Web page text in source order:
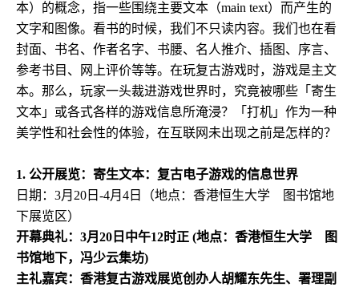
本）的概念，指一些围绕主要文本（main text）而产生的
文字和图像。看书的时候，我们不只读内容。我们也在看
封面、书名、作者名字、书腰、名人推介、插图、序言、
参考书目、网上评价等等。在玩复古游戏时，游戏是主文
本。那么，玩家一头裁进游戏世界时，究竟被哪些「寄生
文本」或各式各样的游戏信息所淹浸？「打机」作为一种
美学性和社会性的体验，在互联网未出现之前是怎样的？
1. 公开展览：寄生文本：复古电子游戏的信息世界
日期： 3月 20 日 -4月 4 日（地点：香港恒生大学 图书馆地
下展览区）
开幕典礼： 3月 20 日中午12时正 (地点：香港恒生大学
图
书馆地下，冯少云集坊)
主礼嘉宾： 香港复古游戏展览创办人胡耀东先生、署理副